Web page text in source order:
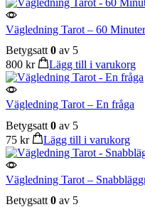
Vägledning Tarot – 60 Minuter
Betygsatt 0 av 5
800 kr Lägg till i varukorg
Vägledning Tarot – En fråga
Betygsatt 0 av 5
75 kr Lägg till i varukorg
Vägledning Tarot –
Betygsatt 0 av 5